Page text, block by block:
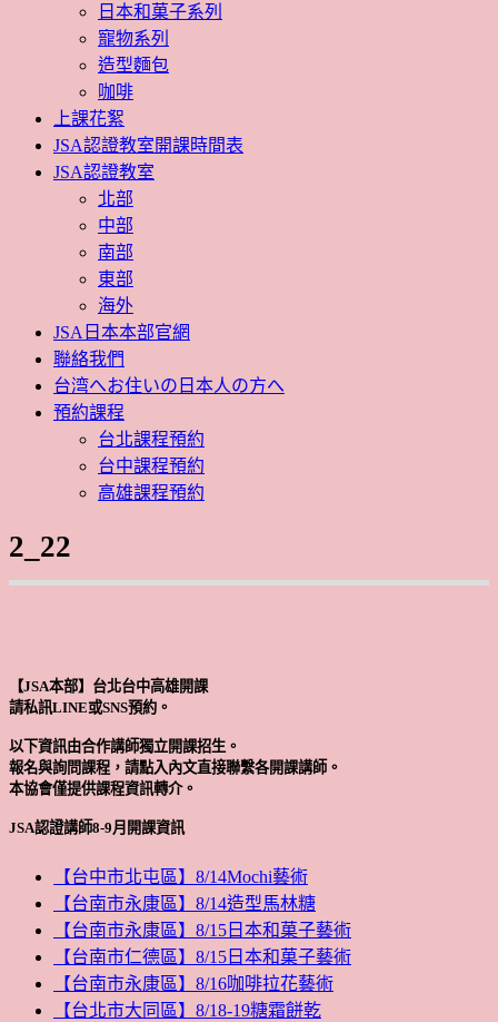
日本和菓子系列
寵物系列
造型麵包
咖啡
上課花絮
JSA認證教室開課時間表
JSA認證教室
北部
中部
南部
東部
海外
JSA日本本部官網
聯絡我們
台湾へお住いの日本人の方へ
預約課程
台北課程預約
台中課程預約
高雄課程預約
2_22
【JSA本部】台北台中高雄開課
請私訊LINE或SNS預約。
以下資訊由合作講師獨立開課招生。
報名與詢問課程，請點入內文直接聯繫各開課講師。
本協會僅提供課程資訊轉介。
JSA認證講師8-9月開課資訊
【台中市北屯區】8/14Mochi藝術
【台南市永康區】8/14造型馬林糖
【台南市永康區】8/15日本和菓子藝術
【台南市仁德區】8/15日本和菓子藝術
【台南市永康區】8/16咖啡拉花藝術
【台北市大同區】8/18-19糖霜餅乾